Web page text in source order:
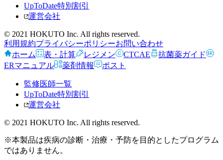
UpToDate特別割引
運営会社
© 2021 HOKUTO Inc. All rights reserved.
利用規約プライバシーポリシーお問い合わせ
ホーム
表・計算 レジメン CTCAE
抗菌薬ガイド
ERマニュアル
薬剤情報 ポスト
監修医師一覧
UpToDate特別割引
運営会社
© 2021 HOKUTO Inc. All rights reserved.
※本製品は疾病の診断・治療・予防を目的としたプログラム
ではありません。